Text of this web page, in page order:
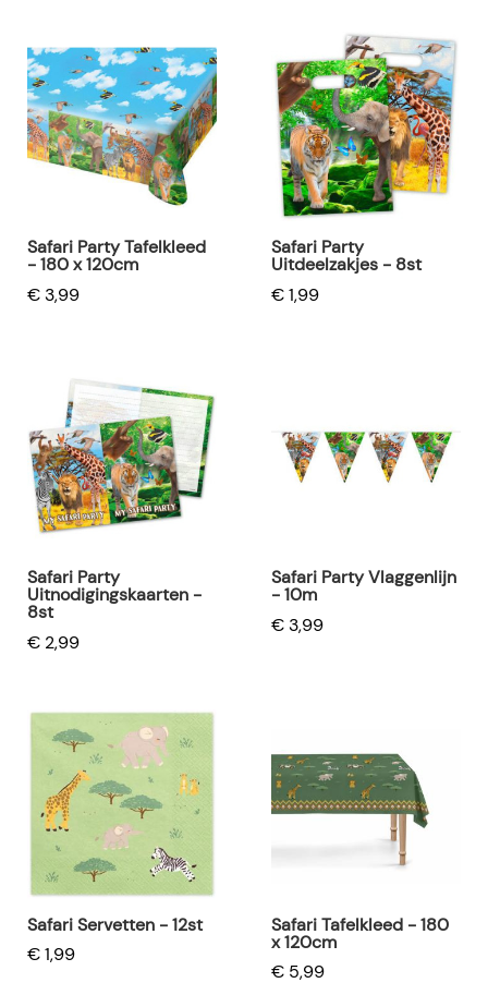
Safari Party Tafelkleed
- 180 x 120cm
€ 3,99
Safari Party
Uitdeelzakjes - 8st
€ 1,99
Safari Party
Uitnodigingskaarten -
8st
€ 2,99
Safari Party Vlaggenlijn
- 10m
€ 3,99
Safari Servetten - 12st
€ 1,99
Safari Tafelkleed - 180
x 120cm
€ 5,99